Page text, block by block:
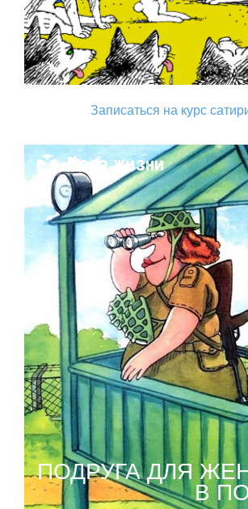
Записаться на курс
Поза жизни
ПОДРУГА ДЛЯ
В